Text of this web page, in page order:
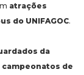
atrações
do UNIFAGOC.
da
campeonatos de